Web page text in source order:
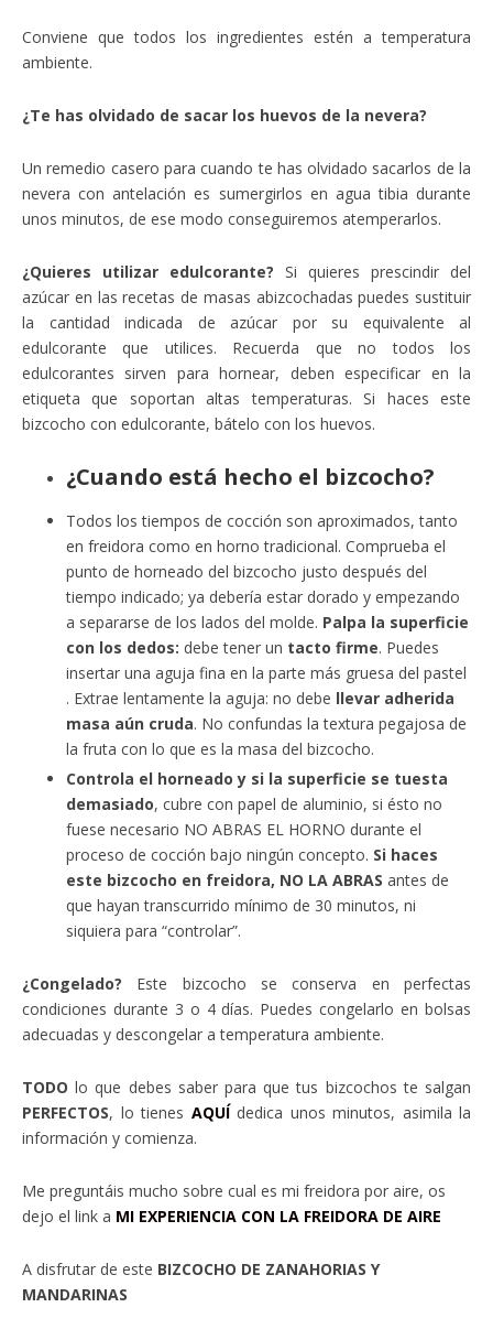
Conviene que todos los ingredientes estén a temperatura
ambiente.
¿Te has olvidado de sacar los huevos de la nevera?
Un remedio casero para cuando te has olvidado sacarlos de la
nevera con antelación es sumergirlos en agua tibia durante
unos minutos, de ese modo conseguiremos atemperarlos.
¿Quieres utilizar edulcorante? Si quieres prescindir del
azúcar en las recetas de masas abizcochadas puedes sustituir
la cantidad indicada de azúcar por su equivalente al
edulcorante que utilices. Recuerda que no todos los
edulcorantes sirven para hornear, deben especificar en la
etiqueta que soportan altas temperaturas. Si haces este
bizcocho con edulcorante, bátelo con los huevos.
¿Cuando está hecho el bizcocho?
Todos los tiempos de cocción son aproximados, tanto
en freidora como en horno tradicional. Comprueba el
punto de horneado del bizcocho justo después del
tiempo indicado; ya debería estar dorado y empezando
a separarse de los lados del molde. Palpa la superficie
con los dedos: debe tener un tacto firme. Puedes
insertar una aguja fina en la parte más gruesa del pastel
. Extrae lentamente la aguja: no debe llevar adherida
masa aún cruda. No confundas la textura pegajosa de
la fruta con lo que es la masa del bizcocho.
Controla el horneado y si la superficie se tuesta
demasiado, cubre con papel de aluminio, si ésto no
fuese necesario NO ABRAS EL HORNO durante el
proceso de cocción bajo ningún concepto. Si haces
este bizcocho en freidora, NO LA ABRAS antes de
que hayan transcurrido mínimo de 30 minutos, ni
siquiera para “controlar”.
¿Congelado? Este bizcocho se conserva en perfectas
condiciones durante 3 o 4 días. Puedes congelarlo en bolsas
adecuadas y descongelar a temperatura ambiente.
TODO lo que debes saber para que tus bizcochos te salgan
PERFECTOS, lo tienes AQUÍdedica unos minutos, asimila la
información y comienza.
Me preguntáis mucho sobre cual es mi freidora por aire, os
dejo el link a MI EXPERIENCIA CON LA FREIDORA DE AIRE
A disfrutar de este BIZCOCHO DE ZANAHORIAS Y
MANDARINAS